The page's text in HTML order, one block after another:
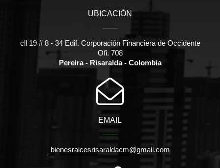
UBICACIÓN
cll 19 # 8 - 34 Edif. Corporación Financiera de Occidente
Ofi. 708
Pereira - Risaralda - Colombia
EMAIL
bienesraicesrisaraldacm@gmail.com